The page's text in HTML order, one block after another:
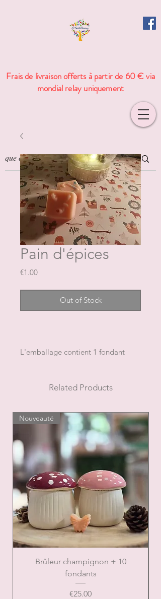
Frais de livraison offerts à partir de 60 € via
mondial relay uniquement
Pain d'épices
€1.00Price
Out of Stock
L'emballage contient 1 fondant
NB: la forme et la couleur peuvent
Related Products
Nouveauté
Brûleur champignon + 10
fondants
Price
€25.00